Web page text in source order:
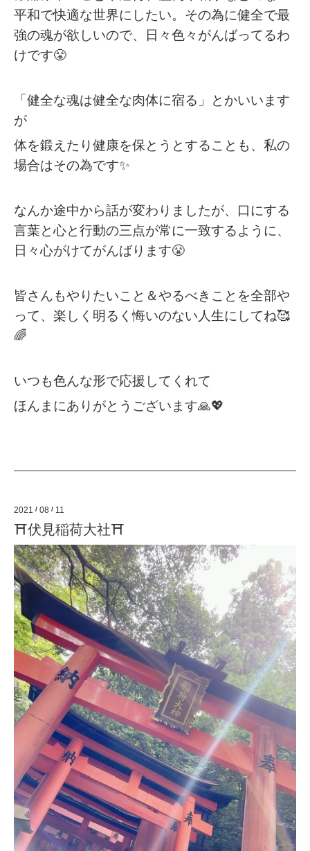
平和で快適な世界にしたい。その為に健全で最
強の魂が欲しいので、日々色々がんばってるわ
けです😤
「健全な魂は健全な肉体に宿る」とかいいます
が
体を鍛えたり健康を保とうとすることも、私の
場合はその為です✨
なんか途中から話が変わりましたが、口にする
言葉と心と行動の三点が常に一致するように、
日々心がけてがんばります😤
皆さんもやりたいこと＆やるべきことを全部や
って、楽しく明るく悔いのない人生にしてね🥰
🌈
いつも色んな形で応援してくれて
ほんまにありがとうございます🙏💖
2021 / 08 / 11
⛩伏見稲荷大社⛩